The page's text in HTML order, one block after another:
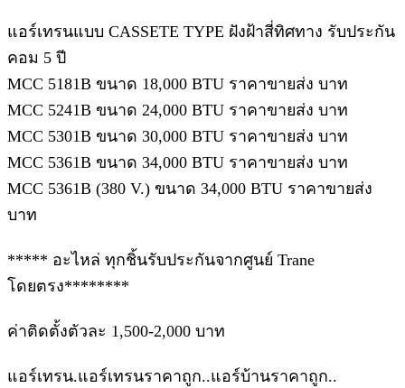
แอร์เทรนแบบ CASSETE TYPE ฝังฝ้าสี่ทิศทาง รับประกัน
คอม 5 ปี
MCC 5181B ขนาด 18,000 BTU ราคาขายส่ง บาท
MCC 5241B ขนาด 24,000 BTU ราคาขายส่ง บาท
MCC 5301B ขนาด 30,000 BTU ราคาขายส่ง บาท
MCC 5361B ขนาด 34,000 BTU ราคาขายส่ง บาท
MCC 5361B (380 V.) ขนาด 34,000 BTU ราคาขายส่ง
บาท
***** อะไหล่ ทุกชิ้นรับประกันจากศูนย์ Trane
โดยตรง********
ค่าติดตั้งตัวละ 1,500-2,000 บาท
แอร์เทรน.แอร์เทรนราคาถูก..แอร์บ้านราคาถูก..